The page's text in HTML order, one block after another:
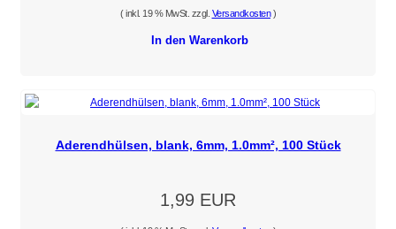
( inkl. 19 % MwSt. zzgl. Versandkosten)
In den Warenkorb
Aderendhülsen, blank, 6mm, 1.0mm², 100 Stück
1,99 EUR